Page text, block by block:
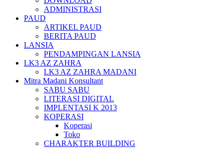
ADMINISTRASI
PAUD
ARTIKEL PAUD
BERITA PAUD
LANSIA
PENDAMPINGAN LANSIA
LK3 AZ ZAHRA
LK3 AZ ZAHRA MADANI
Mitra Madani Konsultant
SABU SABU
LITERASI DIGITAL
IMPLENTASI K 2013
KOPERASI
Koperasi
Toko
CHARAKTER BUILDING